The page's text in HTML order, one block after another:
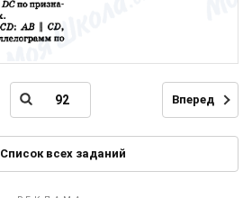
Вперед
Список всех заданий